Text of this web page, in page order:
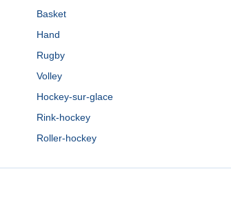
Basket
Hand
Rugby
Volley
Hockey-sur-glace
Rink-hockey
Roller-hockey